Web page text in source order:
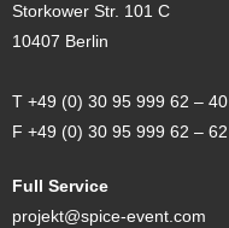
Storkower Str. 101 C
10407 Berlin
T +49 (0) 30 95 999 62 – 40
F +49 (0) 30 95 999 62 – 62
Full Service
projekt@spice-event.com